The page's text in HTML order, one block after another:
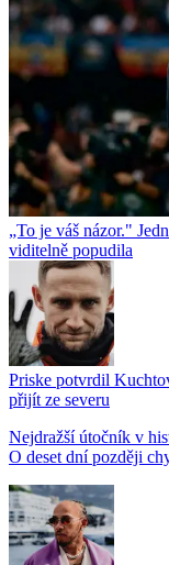
„To je váš názor."
viditelně popudila
Priske potvrdil
přijít ze severu
Nejdražší útočník v
O deset dní později